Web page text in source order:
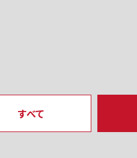
すべて